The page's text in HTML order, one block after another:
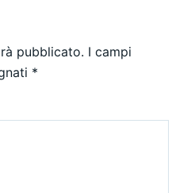
pubblicato. I campi
*